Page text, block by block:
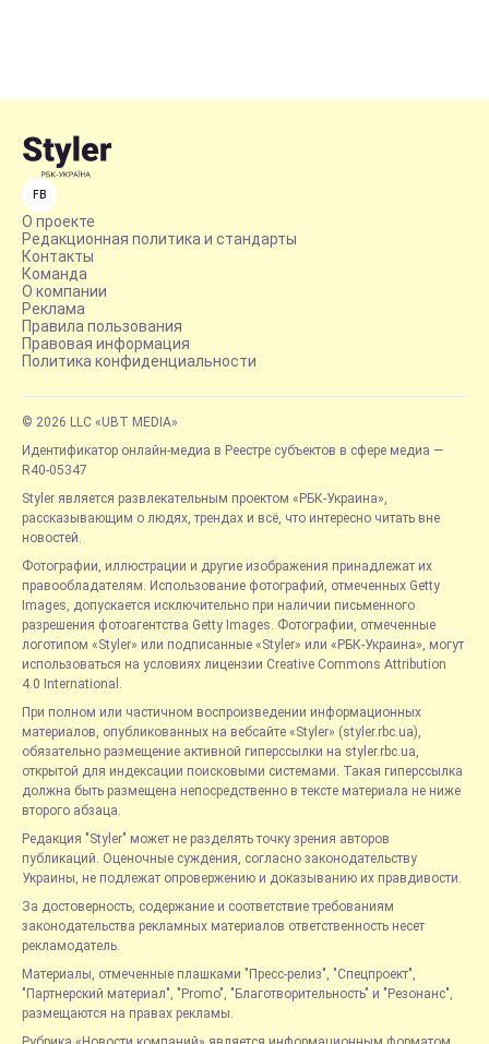
FB
О проекте
Редакционная политика и стандарты
Контакты
Команда
О компании
Реклама
Правила пользования
Правовая информация
Политика конфиденциальности
© 2026 LLC «UBT MEDIA»
Идентификатор онлайн-медиа в Реестре субъектов в сфере медиа —
R40-05347
Styler является развлекательным проектом «РБК-Украина»,
рассказывающим о людях, трендах и всё, что интересно читать вне
новостей.
Фотографии, иллюстрации и другие изображения принадлежат их
правообладателям. Использование фотографий, отмеченных Getty
Images, допускается исключительно при наличии письменного
разрешения фотоагентства Getty Images. Фотографии, отмеченные
логотипом «Styler» или подписанные «Styler» или «РБК-Украина», могут
использоваться на условиях лицензии Creative Commons Attribution
4.0 International.
При полном или частичном воспроизведении информационных
материалов, опубликованных на вебсайте «Styler» (styler.rbc.ua),
обязательно размещение активной гиперссылки на styler.rbc.ua,
открытой для индексации поисковыми системами. Такая гиперссылка
должна быть размещена непосредственно в тексте материала не ниже
второго абзаца.
Редакция "Styler" может не разделять точку зрения авторов
публикаций. Оценочные суждения, согласно законодательству
Украины, не подлежат опровержению и доказыванию их правдивости.
За достоверность, содержание и соответствие требованиям
законодательства рекламных материалов ответственность несет
рекламодатель.
Материалы, отмеченные плашками "Пресс-релиз", "Спецпроект",
"Партнерский материал", "Promo", "Благотворительность" и "Резонанс",
размещаются на правах рекламы.